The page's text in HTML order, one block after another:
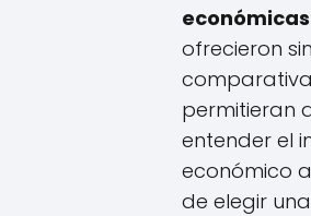
ofrecieron
permitieran
entender el
económico
de elegir